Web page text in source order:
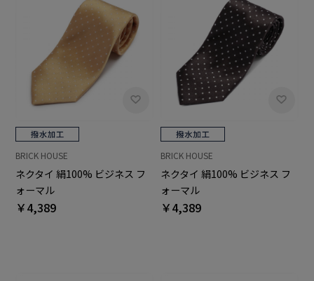
BRICK HOUSE
ネクタイ 絹100% ビジネス フ
ォーマル
￥4,389
BRICK HOUSE
ネクタイ 絹100% ビジネス フ
ォーマル
￥4,389